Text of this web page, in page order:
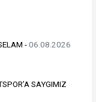
-06.08.2026
SAYGIMIZ